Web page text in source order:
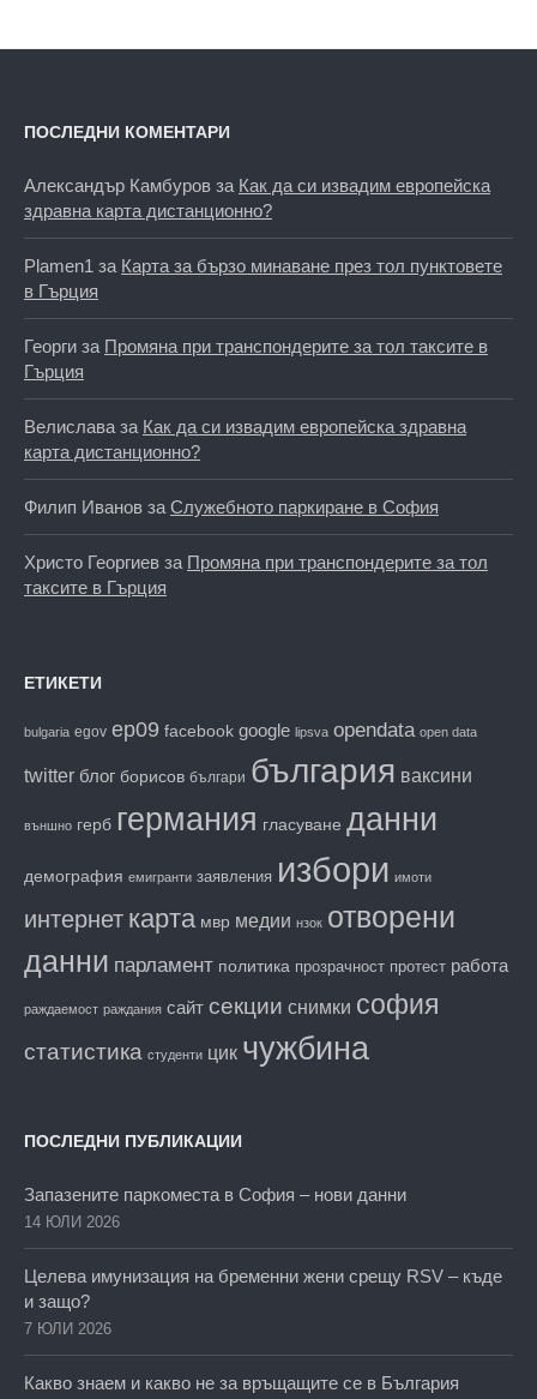
ПОСЛЕДНИ КОМЕНТАРИ
Александър Камбуров за Как да си извадим европейска
здравна карта дистанционно?
Plamen1 за Карта за бързо минаване през тол пунктовете
в Гърция
Георги за Промяна при транспондерите за тол таксите в
Гърция
Велислава за Как да си извадим европейска здравна
карта дистанционно?
Филип Иванов за Служебното паркиране в София
Христо Георгиев за Промяна при транспондерите за тол
таксите в Гърция
ЕТИКЕТИ
bulgaria egov ep09 facebook google lipsva opendata open data
twitter блог борисов българи българия ваксини
външно герб германия гласуване данни
демография емигранти заявления избори имоти
интернет карта мвр медии нзок отворени
данни парламент политика прозрачност протест работа
раждаемост раждания сайт секции снимки софия
статистика студенти цик чужбина
ПОСЛЕДНИ ПУБЛИКАЦИИ
Запазените паркоместа в София – нови данни
14 ЮЛИ 2026
Целева имунизация на бременни жени срещу RSV – къде
и защо?
7 ЮЛИ 2026
Какво знаем и какво не за връщащите се в България